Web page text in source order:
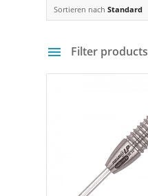
Sortieren nach Standard
Filter products